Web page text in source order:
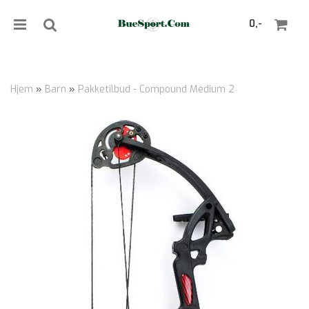
0,-
Hjem » Barn » Pakketilbud - Compound Medium 2